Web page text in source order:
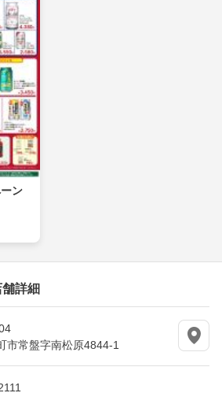
ン
詳細
市常盤字南松原4844-1